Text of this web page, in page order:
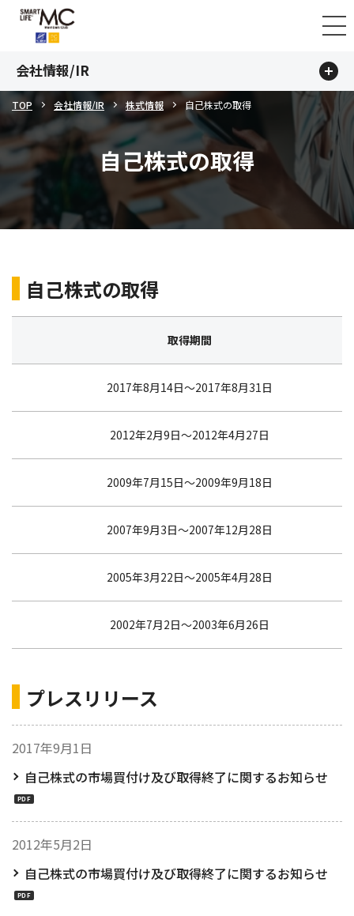
自己株式の取得
TOP 会社情報/IR 株式情報 自己株式の取得
会社情報/IR
自己株式の取得
取得期間
2017年8月14日〜2017年8月31日
2012年2月9日〜2012年4月27日
2009年7月15日〜2009年9月18日
2007年9月3日〜2007年12月28日
2005年3月22日〜2005年4月28日
2002年7月2日〜2003年6月26日
プレスリリース
2017年9月1日
自己株式の市場買付け及び取得終了に関するお知らせ
2012年5月2日
自己株式の市場買付け及び取得終了に関するお知らせ